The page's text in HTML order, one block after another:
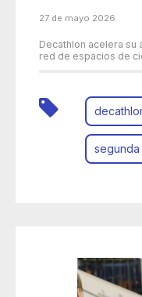
27 de mayo 2026
Decathlon acelera su
red de espacios de
segunda